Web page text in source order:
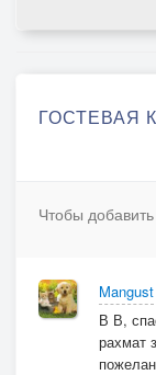
ГОСТЕВАЯ
Чтобы
Mangust
В В,
рахмат